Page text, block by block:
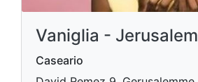
Vaniglia - Jerusalem
Caseario